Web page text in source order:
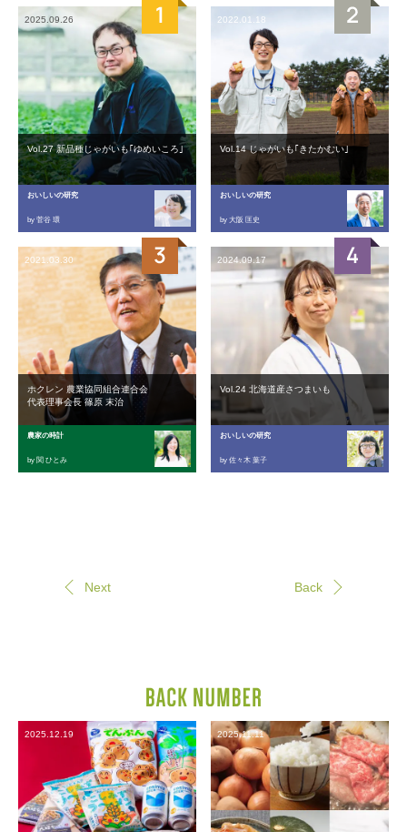
2025.09.26
Vol.27 新品種じゃがいも｢ゆめいころ｣
おいしいの研究
by 菅谷 環
2022.01.18
Vol.14 じゃがいも｢きたかむい｣
おいしいの研究
by 大阪 匡史
2021.03.30
ホクレン 農業協同組合連合会
代表理事会長 篠原 末治
農家の時計
by 関 ひとみ
2024.09.17
Vol.24 北海道産さつまいも
おいしいの研究
by 佐々木 葉子
Next Back
2025.12.19 2025.11.11